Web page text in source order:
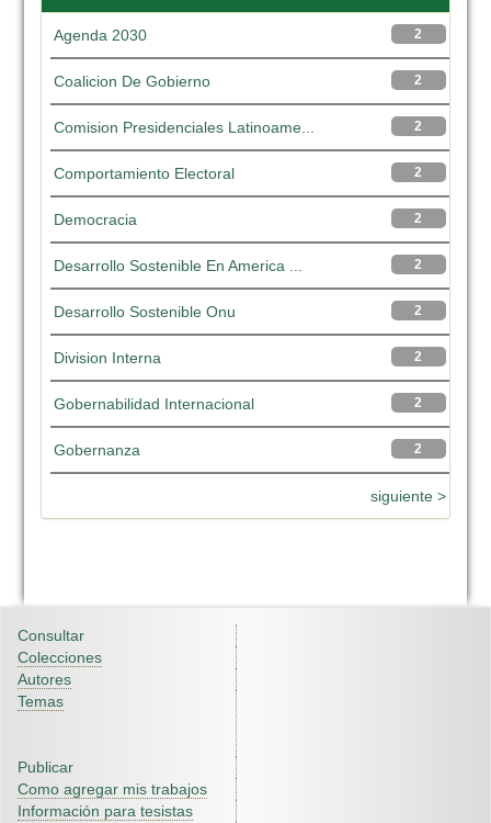
2
Agenda 2030
2
Coalicion De Gobierno
2
Comision Presidenciales Latinoame...
2
Comportamiento Electoral
2
Democracia
2
Desarrollo Sostenible En America ...
2
Desarrollo Sostenible Onu
2
Division Interna
2
Gobernabilidad Internacional
2
Gobernanza
siguiente >
Consultar
Colecciones
Autores
Temas
Publicar
Como agregar mis trabajos
Información para tesistas